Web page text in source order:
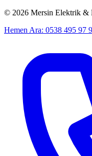
© 2026 Mersin Elektrik &
Hemen Ara: 0538 495 97